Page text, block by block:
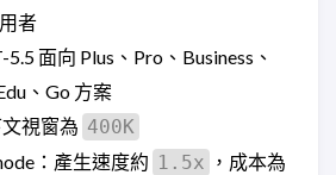
者
面向 Plus、Pro、Business、
、Go 方案
視窗為 400K
：產生速度約 1.5x ，成本為